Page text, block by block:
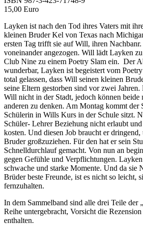
15,00 Euro
Layken ist nach den Tod ihres Vaters mit
kleinen Bruder Kel von Texas nach
ersten Tag trifft sie auf Will, ihren
voneinander angezogen. Will lädt Layken
Club Nine zu einem Poetry Slam ein. Der
wunderbar, Layken ist begeistert vom
total gelassen, dass Will seinen kleinen
seine Eltern gestorben sind vor zwei Jahren.
Will nicht in der Stadt, jedoch können beide
anderen zu denken. Am Montag kommt der
Schülerin in Wills Kurs in der Schule sitzt.
Schüler- Lehrer Beziehung nicht erlaubt
kosten. Und diesen Job braucht er dringend,
Bruder großzuziehen. Für den hat er sein
Schnelldurchlauf gemacht. Von nun an
gegen Gefühle und Verpflichtungen.
schwache und starke Momente. Und da sie
Brüder beste Freunde, ist es nicht so leicht,
fernzuhalten.
In dem Sammelband sind alle drei Teile der
Reihe untergebracht, Vorsicht die
enthalten.